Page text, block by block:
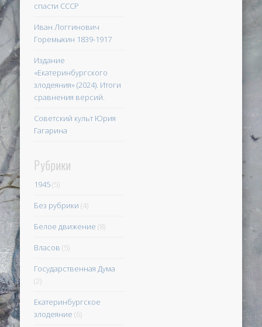
спасти СССР
Иван Логгинович
Горемыкин 1839-1917
Издание
«Екатеринбургского
злодеяния» (2024). Итоги
сравнения версий.
Советский культ Юрия
Гагарина
Рубрики
1945(5)
Без рубрики (4)
Белое движение (8)
Власов (5)
Государственная Дума
(2)
Екатеринбургское
злодеяние (6)